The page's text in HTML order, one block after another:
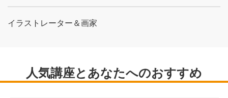
イラストレーター＆画家